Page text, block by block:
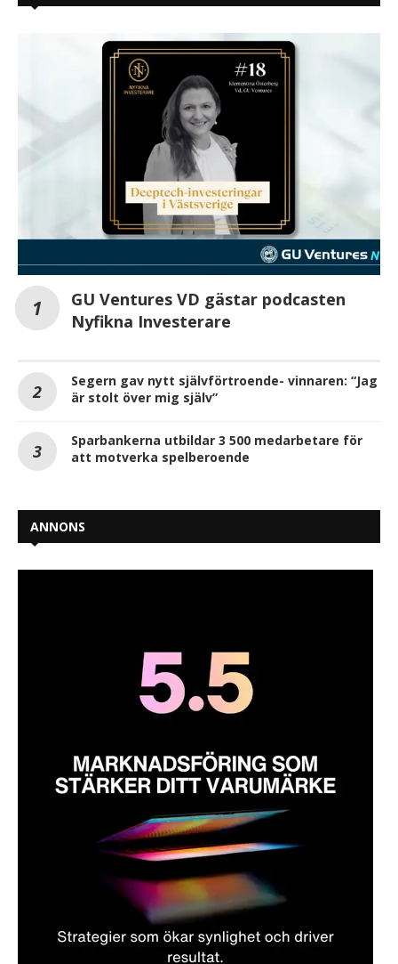
GU Ventures VD gästar podcasten
Nyfikna Investerare
Segern gav nytt självförtroende- vinnaren: “Jag
är stolt över mig själv”
Sparbankerna utbildar 3 500 medarbetare för
att motverka spelberoende
ANNONS